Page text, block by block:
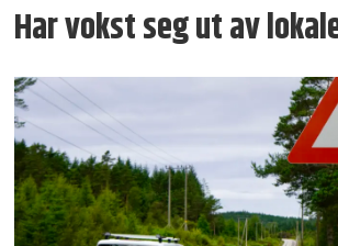
Har vokst seg ut av